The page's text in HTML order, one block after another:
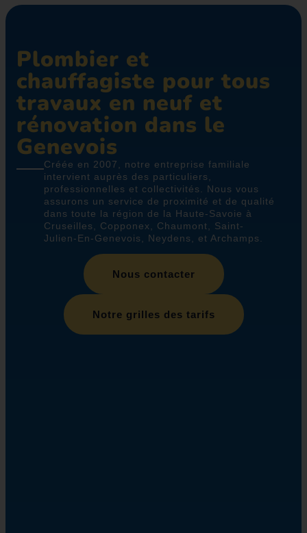
Plombier et
chauffagiste pour tous
travaux en neuf et
rénovation dans le
Genevois
Créée en 2007, notre entreprise familiale
intervient auprès des particuliers,
professionnelles et collectivités. Nous vous
assurons un service de proximité et de qualité
dans toute la région de la Haute-Savoie à
Cruseilles, Copponex, Chaumont, Saint-
Julien-En-Genevois, Neydens, et Archamps.
Nous contacter
Notre grilles des tarifs